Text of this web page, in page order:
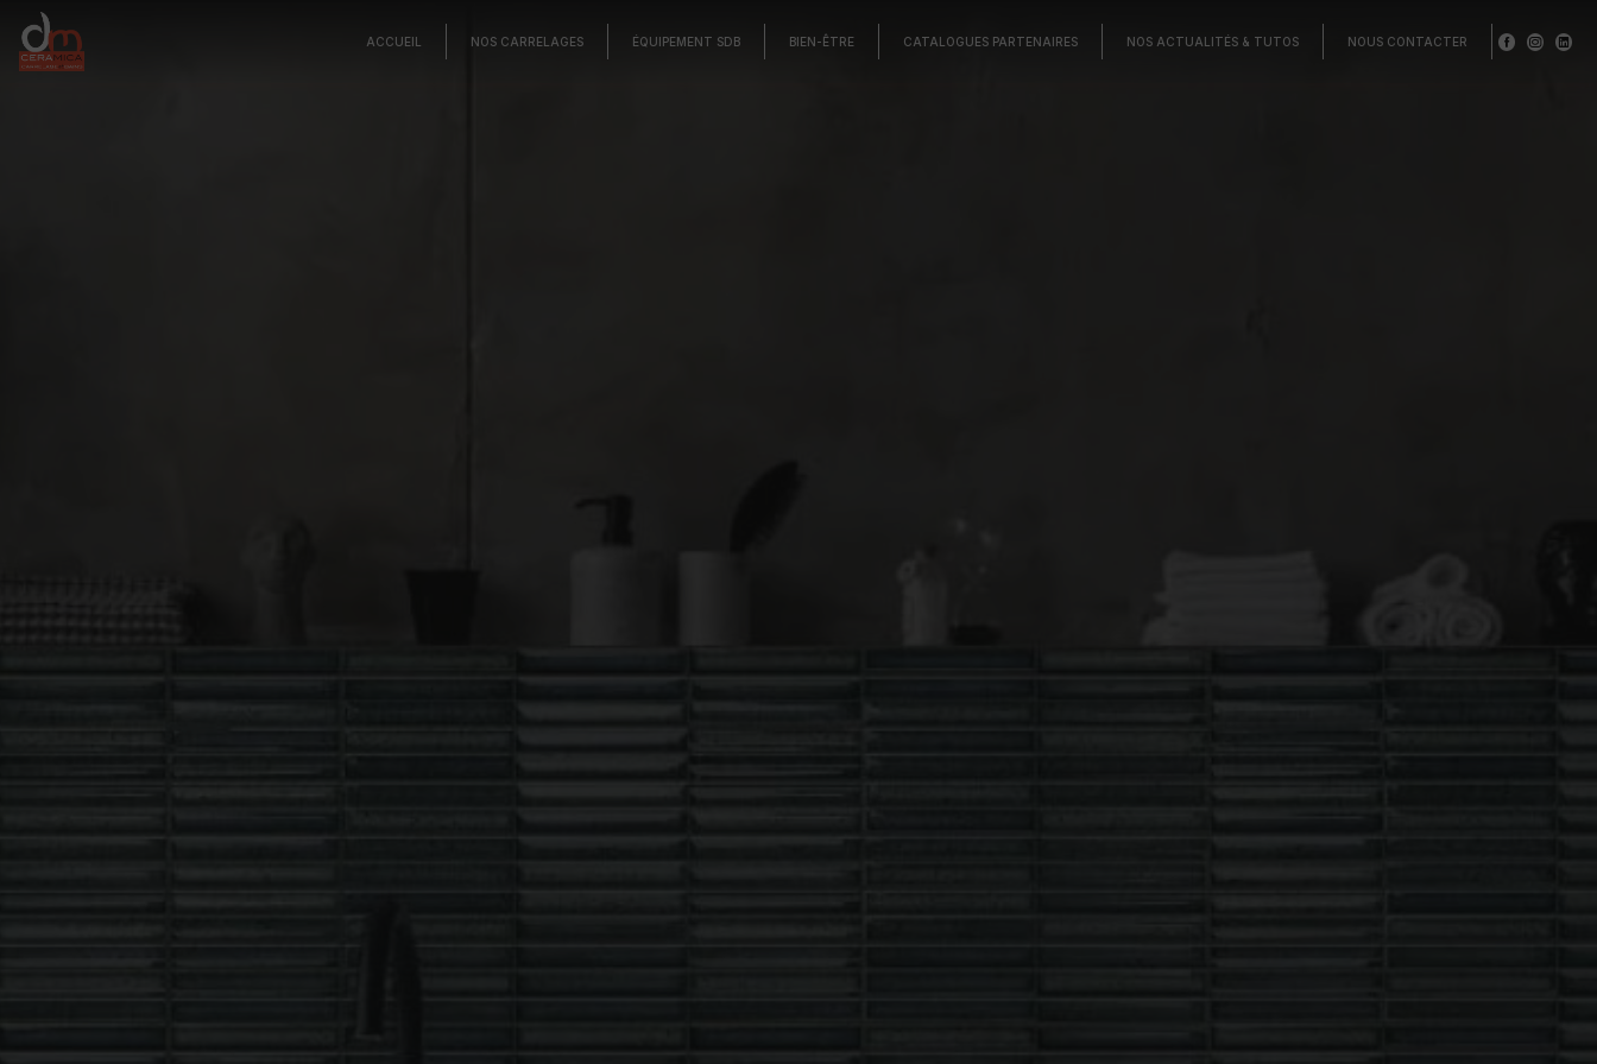
ACCUEIL NOS CARRELAGES ÉQUIPEMENT SDB BIEN-ÊTRE CATALOGUES PARTENAIRES NOS ACTUALITÉS & TUTOS NOUS CONTACTER
Panneau de gestion des cookies